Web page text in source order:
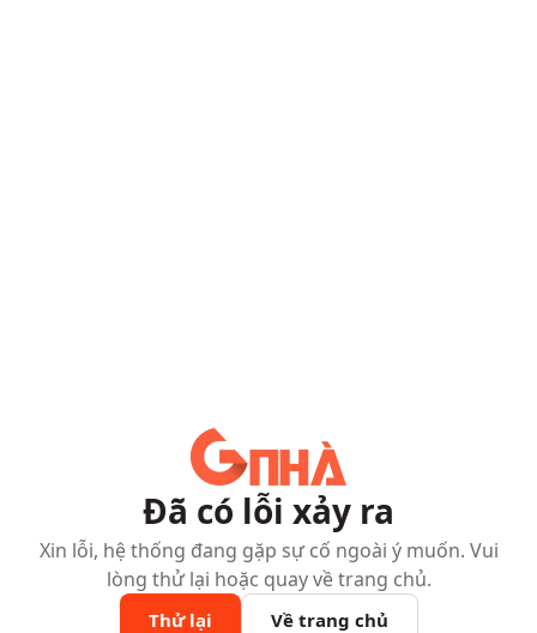
Đã có lỗi xảy ra
Xin lỗi, hệ thống đang gặp sự cố ngoài ý muốn. Vui
lòng thử lại hoặc quay về trang chủ.
Thử lại Về trang chủ